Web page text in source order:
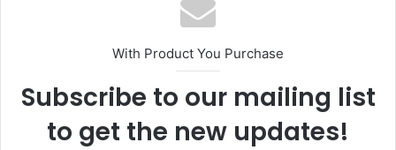
With Product You Purchase
Subscribe to our mailing list
to get the new updates!